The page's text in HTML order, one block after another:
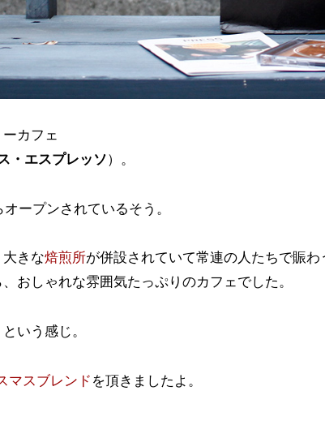
カフェ
・エスプレッソ）。
ープンされているそう。
きな焙煎所が併設されていて常連の人たちで賑わ
おしゃれな雰囲気たっぷりのカフェでした。
いう感じ。
マスブレンド を頂きましたよ。